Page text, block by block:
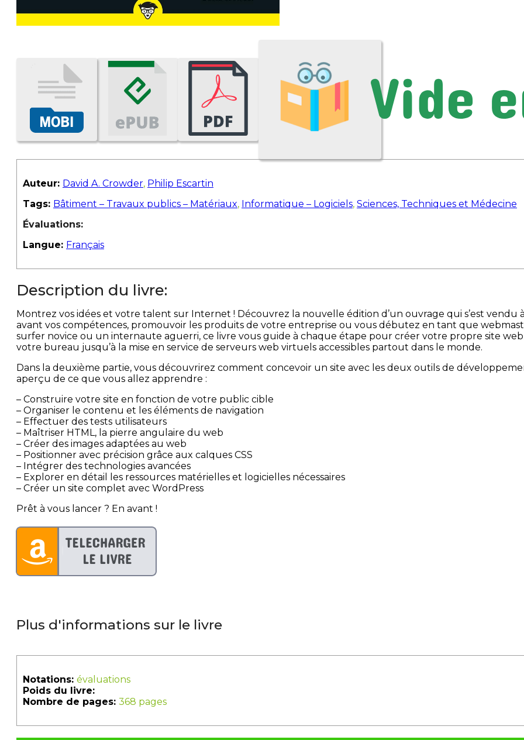
Auteur: David A. Crowder, Philip Escartin
Tags: Bâtiment – Travaux publics – Matériaux, Informatique – Logiciels, Sciences, Techniques et Médecine
Évaluations:
Langue: Français
Description du livre:
Montrez vos idées et votre talent sur Internet ! Découvrez la nouvelle édition d’un ouvrage qui s’est
avant vos compétences, promouvoir les produits de votre entreprise ou vous débutez en tant que
surfer novice ou un internaute aguerri, ce livre vous guide à chaque étape pour créer votre propre site
votre bureau jusqu’à la mise en service de serveurs web virtuels accessibles partout dans le monde.
Dans la deuxième partie, vous découvrirez comment concevoir un site avec les deux outils de
aperçu de ce que vous allez apprendre :
– Construire votre site en fonction de votre public cible
– Organiser le contenu et les éléments de navigation
– Effectuer des tests utilisateurs
– Maîtriser HTML, la pierre angulaire du web
– Créer des images adaptées au web
– Positionner avec précision grâce aux calques CSS
– Intégrer des technologies avancées
– Explorer en détail les ressources matérielles et logicielles nécessaires
– Créer un site complet avec WordPress
Prêt à vous lancer ? En avant !
Plus d'informations sur le livre
Notations: évaluations
Poids du livre:
Nombre de pages: 368 pages